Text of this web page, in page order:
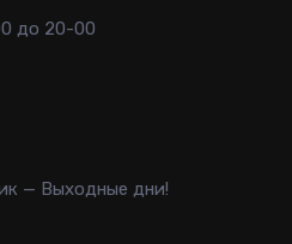
до 20-00
— Выходные дни!